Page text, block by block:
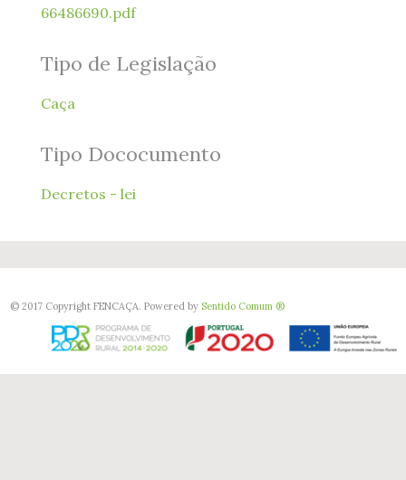
66486690.pdf
Tipo de Legislação
Caça
Tipo Dococumento
Decretos - lei
© 2017 Copyright FENCAÇA. Powered by Sentido Comum ®